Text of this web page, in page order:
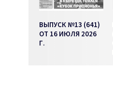
ВЫПУСК №13 (641)
ОТ 16 ИЮЛЯ 2026
Г.